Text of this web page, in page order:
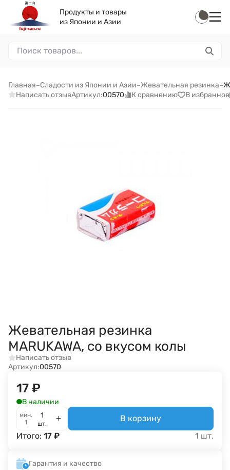
Продукты и товары
из Японии и Азии
Главная–Сладости из Японии и Азии–Жевательная резинка–
Написать отзывАртикул:00570 К сравнению В избранное
Жевательная резинка
MARUKAWA, со вкусом колы
Написать отзыв
Артикул:00570
17 ₽
В наличии
мин.
1
шт.
В корзину
Итого: 17 ₽ 1 шт.
Гарантия и качество